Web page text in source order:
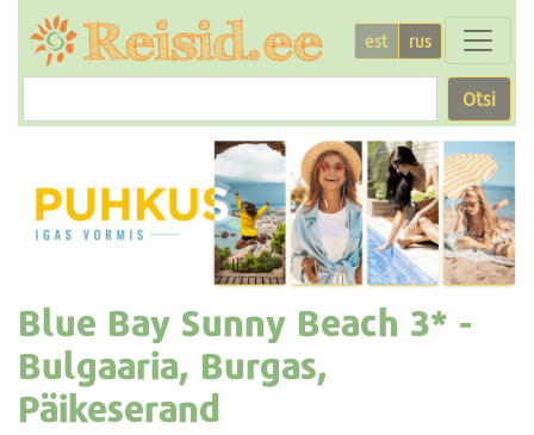
est rus
Otsi
Blue Bay Sunny Beach 3* -
Bulgaaria, Burgas,
Päikeserand